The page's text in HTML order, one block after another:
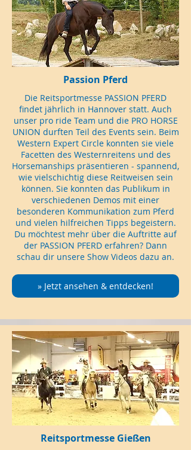
Passion Pferd
Die Reitsportmesse PASSION PFERD
findet jährlich in Hannover statt. Auch
unser pro ride Team und die PRO HORSE
UNION durften Teil des Events sein. Beim
Western Expert Circle konnten sie viele
Facetten des Westernreitens und des
Horsemanships präsentieren - spannend,
wie vielschichtig diese Reitweisen sein
können. Sie konnten das Publikum in
verschiedenen Demos mit einer
besonderen Kommunikation zum Pferd
und vielen hilfreichen Tipps begeistern.
Du möchtest mehr über die Auftritte auf
der PASSION PFERD erfahren? Dann
schau dir unsere Show Videos dazu an.
» Jetzt ansehen & entdecken!
Reitsportmesse Gießen